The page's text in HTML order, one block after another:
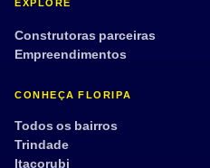
EXPLORE
Construtoras parceiras
Empreendimentos
CONHEÇA FLORIPA
Todos os bairros
Trindade
Itacorubi